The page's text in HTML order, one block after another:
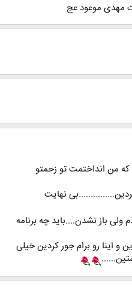
من انداختمت تو زحمتو
نهایت
ولی باز نشدن....باید چه برنامه
و اینا رو برام جور کردین خیلی